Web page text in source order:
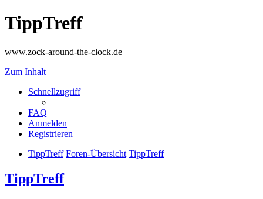
TippTreff
www.zock-around-the-clock.de
Zum Inhalt
Schnellzugriff
FAQ
Anmelden
Registrieren
TippTreff Foren-Übersicht TippTreff
TippTreff